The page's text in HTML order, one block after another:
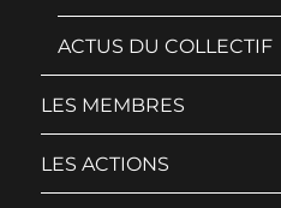
ACTUS DU COLLECTIF
LES MEMBRES
LES ACTIONS